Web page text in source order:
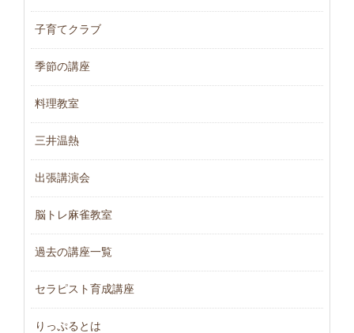
子育てクラブ
季節の講座
料理教室
三井温熱
出張講演会
脳トレ麻雀教室
過去の講座一覧
セラピスト育成講座
りっぷるとは